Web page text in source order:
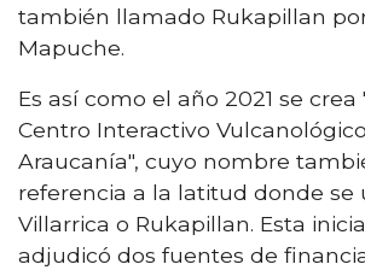
también llamado Rukapillan
Mapuche.
Es así como el año 2021 se crea
Centro Interactivo
Araucanía", cuyo nombre
referencia a la latitud donde se
Villarrica o Rukapillan. Esta
adjudicó dos fuentes de